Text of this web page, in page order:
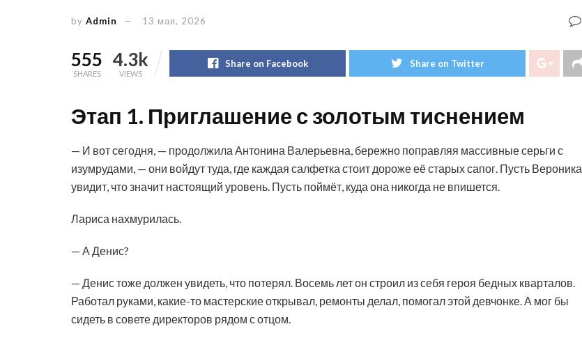
by Admin 13 мая, 2026
555
SHARES
4.3k
VIEWS
Share on Facebook Share on Twitter
Этап 1. Приглашение с золотым тиснением
— И вот сегодня, — продолжила Антонина Валерьевна, бережно поправляя массивные серьги с
изумрудами, — они войдут туда, где каждая салфетка стоит дороже её старых сапог. Пусть Вероника
увидит, что значит настоящий уровень. Пусть поймёт, куда она никогда не впишется.
Лариса нахмурилась.
— А Денис?
— Денис тоже должен увидеть, что потерял. Восемь лет он строил из себя героя бедных кварталов.
Работал руками, какие-то мастерские открывал, ремонты делал, помогал этой девчонке. А мог бы
сидеть в совете директоров рядом с отцом.